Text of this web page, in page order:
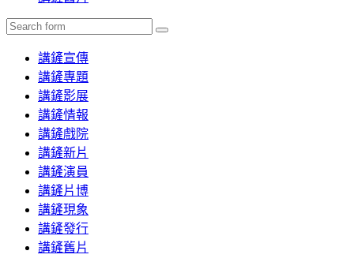
Search
講鏟宣傳
講鏟專題
講鏟影展
講鏟情報
講鏟戲院
講鏟新片
講鏟演員
講鏟片博
講鏟現象
講鏟發行
講鏟舊片